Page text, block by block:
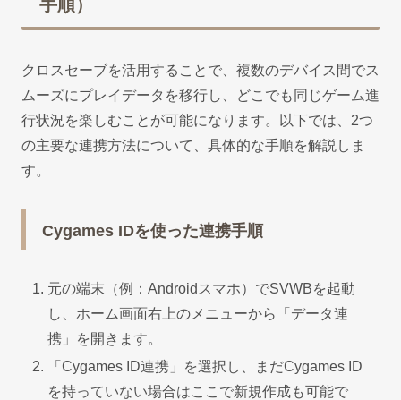
手順）
クロスセーブを活用することで、複数のデバイス間でス
ムーズにプレイデータを移行し、どこでも同じゲーム進
行状況を楽しむことが可能になります。以下では、2つ
の主要な連携方法について、具体的な手順を解説しま
す。
Cygames IDを使った連携手順
元の端末（例：Androidスマホ）でSVWBを起動
し、ホーム画面右上のメニューから「データ連
携」を開きます。
「Cygames ID連携」を選択し、まだCygames ID
を持っていない場合はここで新規作成も可能で